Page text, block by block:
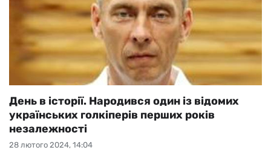
28 лютого 2024, 14:04
День в історії. Народився один із відомих
українських голкіперів перших років
незалежності